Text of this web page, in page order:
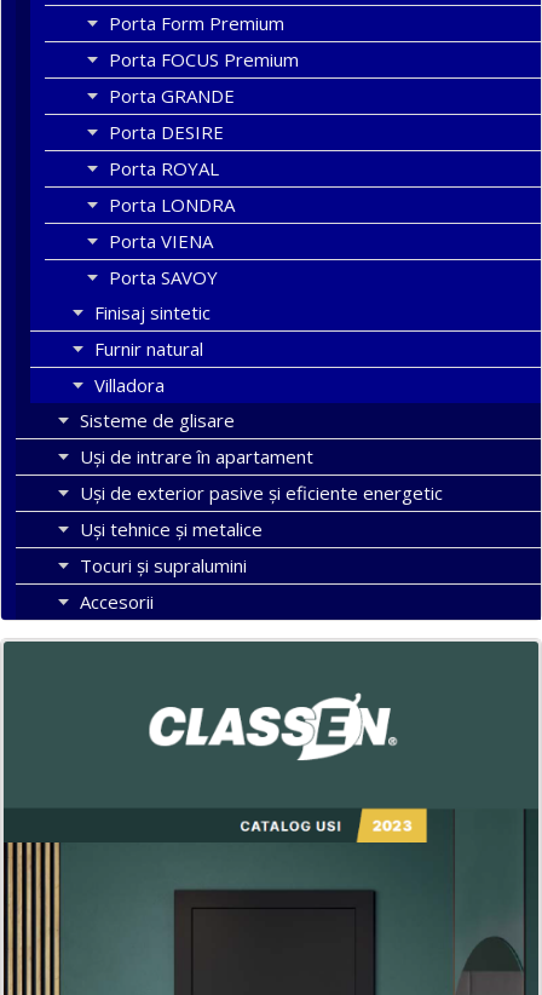
Porta Form Premium
Porta FOCUS Premium
Porta GRANDE
Porta DESIRE
Porta ROYAL
Porta LONDRA
Porta VIENA
Porta SAVOY
Finisaj sintetic
Furnir natural
Villadora
Sisteme de glisare
Uși de intrare în apartament
Uşi de exterior pasive şi eficiente energetic
Uși tehnice și metalice
Tocuri şi supralumini
Accesorii